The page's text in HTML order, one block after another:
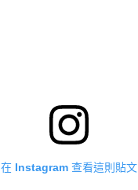
在 Instagram 查看這則貼文